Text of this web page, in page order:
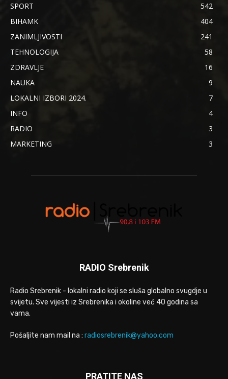
SPORT
542
BIHAMK
404
ZANIMLJIVOSTI
241
TEHNOLOGIJA
58
ZDRAVLJE
16
NAUKA
9
LOKALNI IZBORI 2024.
7
INFO
4
RADIO
3
MARKETING
3
RADIO Srebrenik
Radio Srebrenik - lokalni radio koji se sluša globalno svugdje u
svijetu. Sve vijesti iz Srebrenika i okoline već 40 godina sa
vama.
Pošaljite nam mail na : radiosrebrenik@yahoo.com
PRATITE NAS